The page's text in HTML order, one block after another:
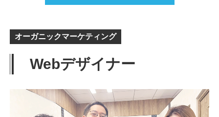
オーガニックマーケティング
Webデザイナー